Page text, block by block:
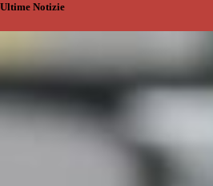
Ultime Notizie